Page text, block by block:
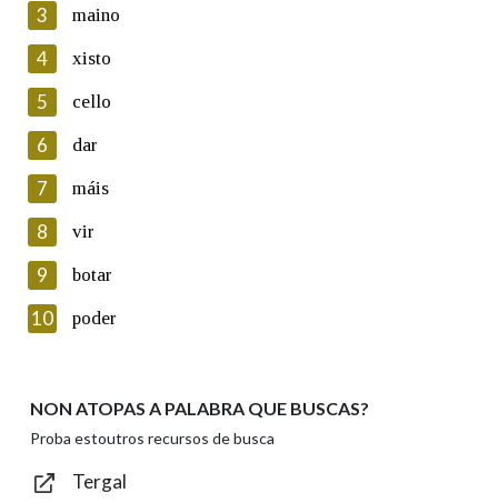
En cumprimento da normativa vixente en materia de
Protección de Datos de Carácter Persoal, a Real Academia
Galega informa a aqueles usuarios que faciliten o seu correo
electrónico, así como calquera outra información de carácter
persoal, que estes datos serán obxecto de tratamento
automatizado de carácter confidencial e incorporados aos seus
ficheiros informáticos. Así mesmo, os usuarios poderán exercer o
seu dereito de acceso, rectificación, oposición e cancelación dos
seus datos poñéndose en contacto connosco.
Lin e acepto as condicións da política de
Introduce o código que aparece na imaxe:
Texto de verificación
3 maino
4 xisto
5 cello
6 dar
7 máis
8 vir
9 botar
10 poder
NON ATOPAS A PALABRA QUE BUSCAS?
Proba estoutros recursos de busca
Tergal